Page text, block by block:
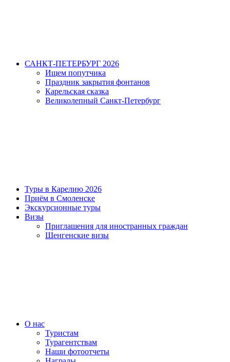
САНКТ-ПЕТЕРБУРГ 2026
Ищем попутчика
Праздник закрытия фонтанов
Карельская сказка
Великолепный Санкт-Петербург
Туры в Карелию 2026
Приём в Смоленске
Экскурсионные туры
Визы
Приглашения для иностранных граждан
Шенгенские визы
О нас
Туристам
Турагентствам
Наши фотоотчеты